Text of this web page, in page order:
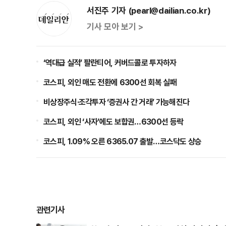
서진주 기자 (pearl@dailian.co.kr)
기사 모아 보기 >
‘역대급 실적’ 팔란티어, 커버드콜로 투자하자
코스피, 외인 매도 전환에 6300선 회복 실패
비상장주식·조각투자 ‘증권사 간 거래’ 가능해진다
코스피, 외인 ‘사자’에도 보합권…6300선 등락
코스피, 1.09% 오른 6365.07 출발…코스닥도 상승
관련기사